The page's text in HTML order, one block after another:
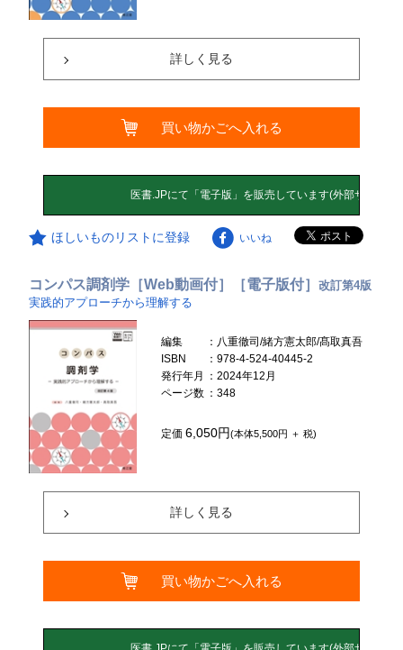
詳しく見る
買い物かごへ入れる
ほしいものリストに登録 いいね
コンパス調剤学［Web動画付］［電子版付］改訂第4版
実践的アプローチから理解する
編集
：八重徹司/緒方憲太郎/髙取真吾
ISBN
：978-4-524-40445-2
発行年月
：2024年12月
ページ数 ：348
定価6,050円(本体5,500円 ＋ 税)
詳しく見る
買い物かごへ入れる